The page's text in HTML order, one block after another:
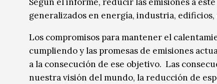
generalizados en energía, industria,
Los compromisos para mantener el
cumpliendo y las promesas de emisiones
a la consecución de ese objetivo. Las
nuestra visión del mundo, la reducción de